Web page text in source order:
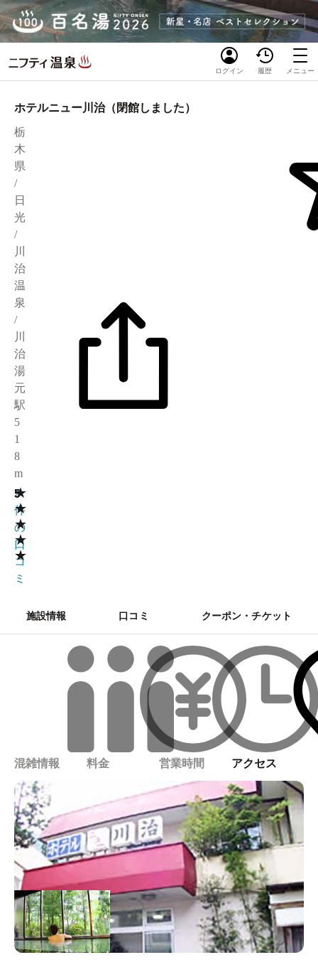
ログイン 履歴 メニュー
ホテルニュー川治（閉館しました）
栃
木
県
/
日
光
/
川
治
温
泉
/
川
治
湯
元
駅
5
1
8
m
★
★
★
★
★
5
2
件
の
口
コ
ミ
施設情報 口コミ クーポン・チケット
混雑情報 料金 営業時間 アクセス